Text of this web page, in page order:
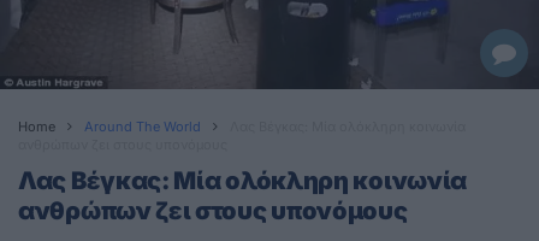
Home Around The World
Λας Βέγκας: Μία ολόκληρη κοινωνία
ανθρώπων ζει στους υπονόμους